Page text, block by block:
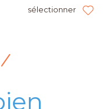
sélectionner